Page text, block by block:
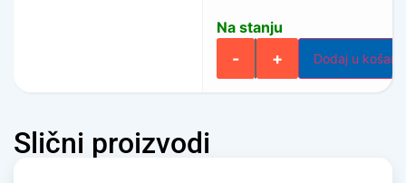
Na stanju
- + Dodaj u
Slični proizvodi